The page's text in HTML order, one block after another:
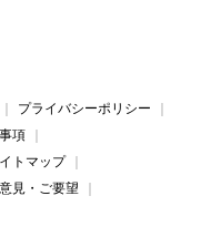
プライバシーポリシー
項
トマップ
見・ご要望